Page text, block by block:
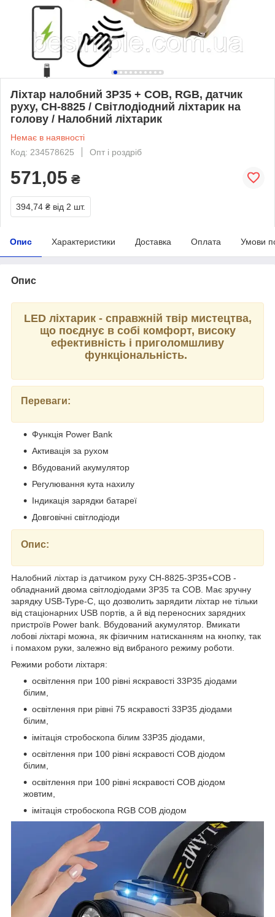
Ліхтар налобний 3P35 + COB, RGB, датчик
руху, CH-8825 / Світлодіодний ліхтарик на
голову / Налобний ліхтарик
Немає в наявності
Код: 234578625
Опт і роздріб
571,05 ₴
394,74 ₴ від 2 шт.
Опис Характеристики Доставка Оплата Умови
Опис
LED ліхтарик - справжній твір мистецтва,
що поєднує в собі комфорт, високу
ефективність і приголомшливу
функціональність.
Переваги:
Функція Power Bank
Активація за рухом
Вбудований акумулятор
Регулювання кута нахилу
Індикація зарядки батареї
Довговічні світлодіоди
Опис:
Налобний ліхтар із датчиком руху CH-8825-3P35+COB -
обладнаний двома світлодіодами 3P35 та COB. Має зручну
зарядку USB-Type-C, що дозволить зарядити ліхтар не тільки
від стаціонарних USB портів, а й від переносних зарядних
пристроїв Power bank. Вбудований акумулятор. Вмикати
лобові ліхтарі можна, як фізичним натисканням на кнопку, так
і помахом руки, залежно від вибраного режиму роботи.
Режими роботи ліхтаря:
освітлення при 100 рівні яскравості 33P35 діодами
білим,
освітлення при рівні 75 яскравості 33P35 діодами
білим,
імітація стробоскопа білим 33P35 діодами,
освітлення при 100 рівні яскравості COB діодом
білим,
освітлення при 100 рівні яскравості COB діодом
жовтим,
імітація стробоскопа RGB COB діодом